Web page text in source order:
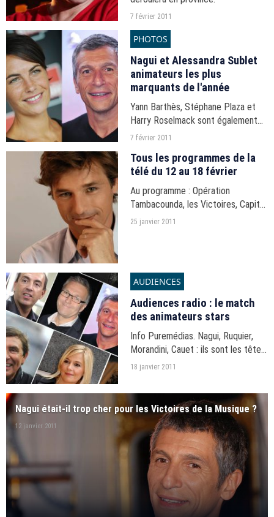
7 février 2011
PHOTOS
Nagui et Alessandra Sublet
animateurs les plus
marquants de l'année
Yann Barthès, Stéphane Plaza et
Harry Roselmack sont également
sur le podium.
7 février 2011
Tous les programmes de la
télé du 12 au 18 février
Au programme : Opération
Tambacounda, les Victoires, Capital
Terre, Ripoux anonymes et un inédit
25 janvier 2011
AUDIENCES
Audiences radio : le match
des animateurs stars
Info Puremédias. Nagui, Ruquier,
Morandini, Cauet : ils sont les têtes
d'affiche des grandes radios
quels sont les...
18 janvier 2011
Nagui était-il trop cher pour les Victoires de la Musique ?
12 janvier 2011